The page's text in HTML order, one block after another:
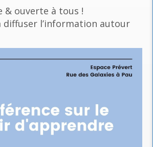
& ouverte à tous !
diffuser l’information autour